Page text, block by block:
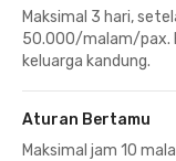
Maksimal 3 hari,
50.000/malam/pax.
keluarga kandung.
Aturan Bertamu
Maksimal jam 10